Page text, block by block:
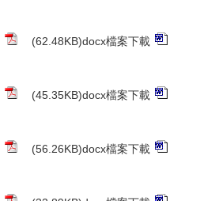
(62.48KB)docx檔案下載
(45.35KB)docx檔案下載
(56.26KB)docx檔案下載